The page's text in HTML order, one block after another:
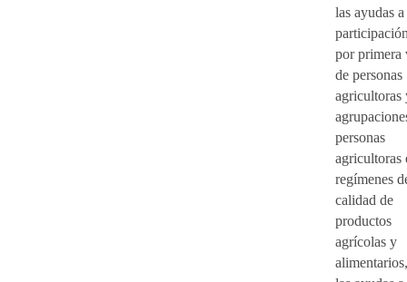
las ayudas
por primera
de personas
agricultoras
personas
agricultoras
regímenes
calidad de
productos
agrícolas y